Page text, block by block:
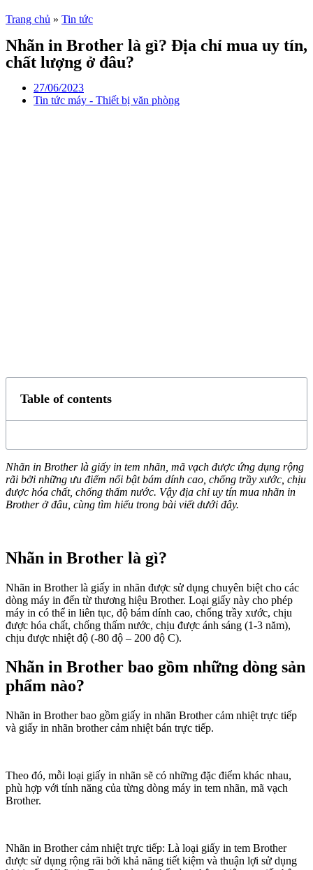
Trang chủ » Tin tức
Nhãn in Brother là gì? Địa chỉ mua uy tín,
chất lượng ở đâu?
27/06/2023
Tin tức máy - Thiết bị văn phòng
Table of contents
Nhãn in Brother là giấy in tem nhãn, mã vạch được ứng dụng rộng
rãi bởi những ưu điểm nổi bật bám dính cao, chống trầy xước, chịu
được hóa chất, chống thấm nước. Vậy địa chỉ uy tín mua nhãn in
Brother ở đâu, cùng tìm hiểu trong bài viết dưới đây.
Nhãn in Brother là gì?
Nhãn in Brother là giấy in nhãn được sử dụng chuyên biệt cho các
dòng máy in đến từ thương hiệu Brother. Loại giấy này cho phép
máy in có thể in liên tục, độ bám dính cao, chống trầy xước, chịu
được hóa chất, chống thấm nước, chịu được ánh sáng (1-3 năm),
chịu được nhiệt độ (-80 độ – 200 độ C).
Nhãn in Brother bao gồm những dòng sản
phẩm nào?
Nhãn in Brother bao gồm giấy in nhãn Brother cảm nhiệt trực tiếp
và giấy in nhãn brother cảm nhiệt bán trực tiếp.
Theo đó, mỗi loại giấy in nhãn sẽ có những đặc điểm khác nhau,
phù hợp với tính năng của từng dòng máy in tem nhãn, mã vạch
Brother.
Nhãn in Brother cảm nhiệt trực tiếp: Là loại giấy in tem Brother
được sử dụng rộng rãi bởi khả năng tiết kiệm và thuận lợi sử dụng